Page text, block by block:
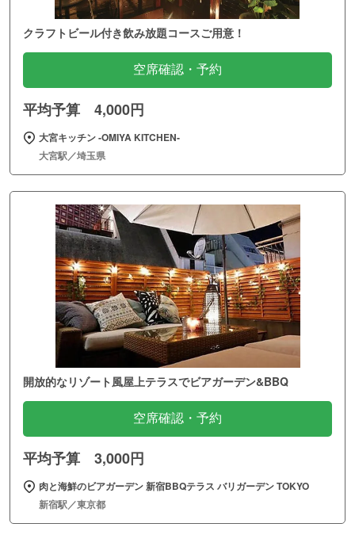
クラフトビール付き飲み放題コースご用意！
空席確認・予約
平均予算 4,000円
大宮キッチン ‐OMIYA KITCHEN‐
大宮駅／埼玉県
開放的なリゾート風屋上テラスでビアガーデン&BBQ
空席確認・予約
平均予算 3,000円
肉と海鮮のビアガーデン 新宿BBQテラス バリガーデン TOKYO
新宿駅／東京都